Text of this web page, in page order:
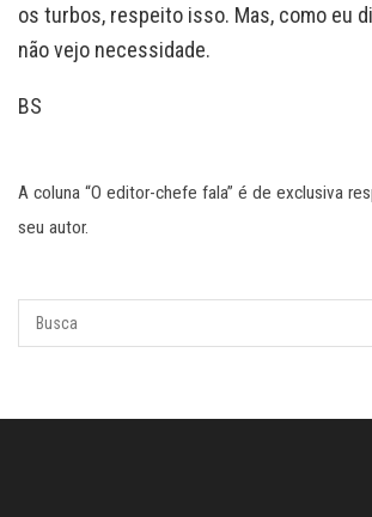
os turbos, respeito isso. Mas, como eu
não vejo necessidade.
BS
A coluna “O editor-chefe fala” é de exclusiva
seu autor.